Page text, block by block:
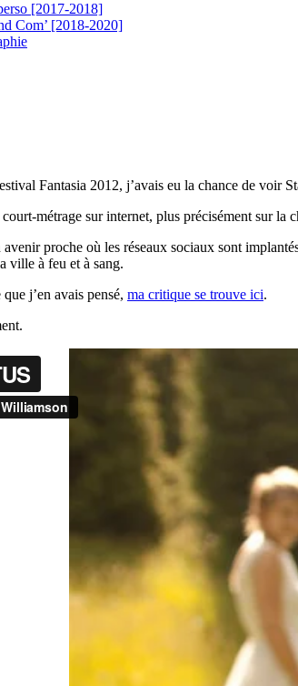
[2017-2018]
Com’ [2018-2020]
Fantasia 2012, j’avais eu la chance de voir
métrage sur internet, plus précisément sur la
proche où les réseaux sociaux sont
ville à feu et à sang.
j’en avais pensé, ma critique se trouve ici.